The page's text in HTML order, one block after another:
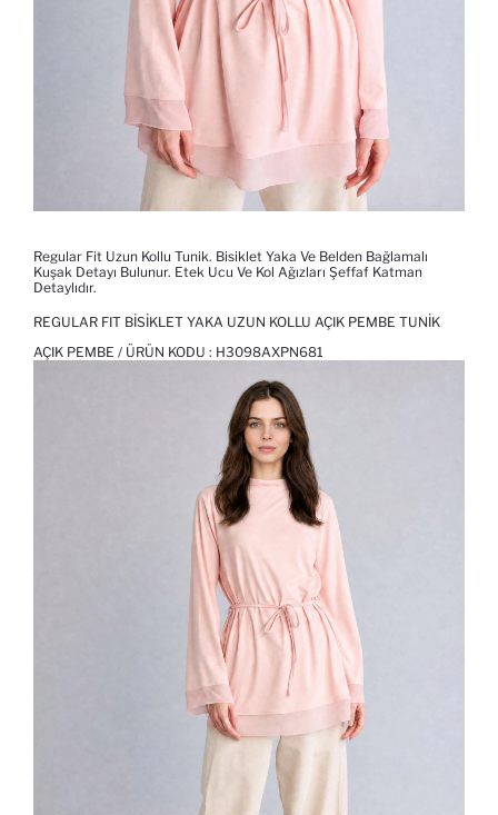
Regular Fit Uzun Kollu Tunik. Bisiklet Yaka Ve Belden Bağlamalı
Kuşak Detayı Bulunur. Etek Ucu Ve Kol Ağızları Şeffaf Katman
Detaylıdır.
REGULAR FIT BISIKLET YAKA UZUN KOLLU AÇIK PEMBE TUNIK
AÇIK PEMBE / ÜRÜN KODU : H3098AXPN681